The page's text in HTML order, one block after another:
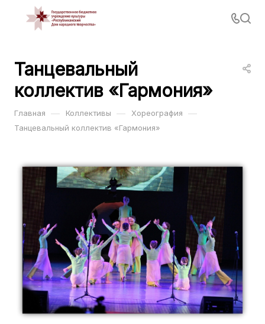
Танцевальный
коллектив «Гармония»
Главная — Коллективы — Хореография —
Танцевальный коллектив «Гармония»